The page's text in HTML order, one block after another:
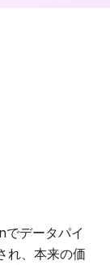
でデータパイ
れ、本来の価